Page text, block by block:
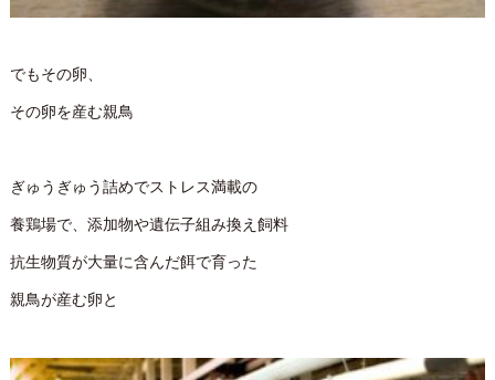
でもその卵、
その卵を産む親鳥
ぎゅうぎゅう詰めでストレス満載の
養鶏場で、添加物や遺伝子組み換え飼料
抗生物質が大量に含んだ餌で育った
親鳥が産む卵と